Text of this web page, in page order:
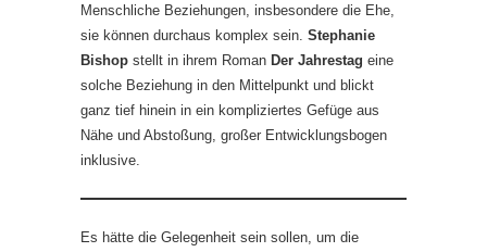
Menschliche Beziehungen, insbesondere die Ehe,
sie können durchaus komplex sein. Stephanie
Bishop stellt in ihrem Roman Der Jahrestag eine
solche Beziehung in den Mittelpunkt und blickt
ganz tief hinein in ein kompliziertes Gefüge aus
Nähe und Abstoßung, großer Entwicklungsbogen
inklusive.
Es hätte die Gelegenheit sein sollen, um die